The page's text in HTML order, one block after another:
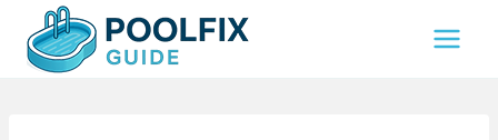
Inhalt
springen